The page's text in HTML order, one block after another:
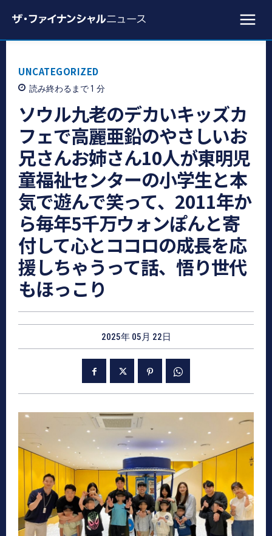
UNCATEGORIZED
読み終わるまで 1 分
ソウル九老のデカいキッズカ
フェで高麗亜鉛のやさしいお
兄さんお姉さん10人が東明児
童福祉センターの小学生と本
気で遊んで笑って、2011年か
ら毎年5千万ウォンぽんと寄
付して心とココロの成長を応
援しちゃうって話、悟り世代
もほっこり
2025年 05月 22日